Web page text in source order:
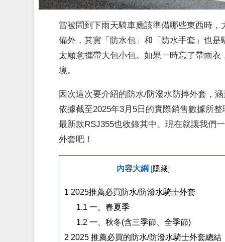
當被問到下雨天騎車應該準備哪些東西時
備外，其實「防水包」和「防水手套」也
太願意攜帶大包小包。如果一時忘了帶雨
境。
因次這次要介紹的防水/防潑水防摔外套，
依據截至2025年3月5日的實際銷售數據所
最新款RSJ355也收錄其中。現在就讓我們
外套吧！
內容大綱 隱藏]
1
2025推薦必買防水/防潑水騎士外套
1.1 一、春夏季
1.2 一、秋冬(含三季節、全季節)
2 2025 推薦必買的防水/防潑水騎士外套總結